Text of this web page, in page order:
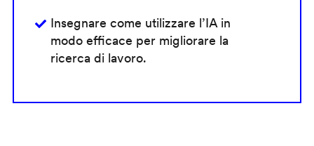
Insegnare come utilizzare l’IA in
modo efficace per migliorare la
ricerca di lavoro.